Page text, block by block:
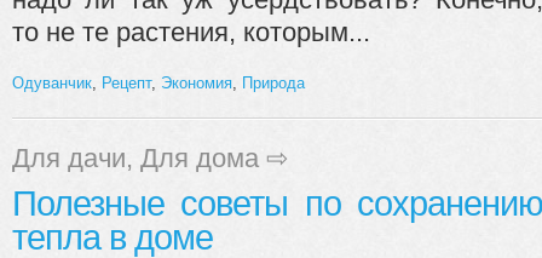
то не те растения, которым...
Одуванчик Рецепт, Экономия Природа
Для дачи, Для дома ⇨
Полезные советы по сохранению
тепла в доме